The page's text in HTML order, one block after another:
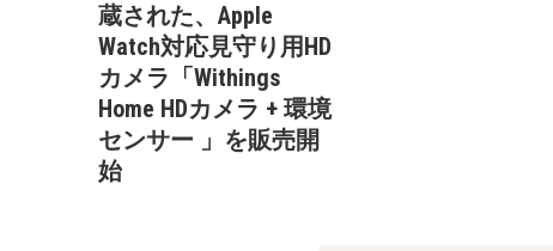
蔵された、Apple
Watch対応見守り用HD
カメラ「Withings
Home HDカメラ + 環境
センサー 」を販売開
始